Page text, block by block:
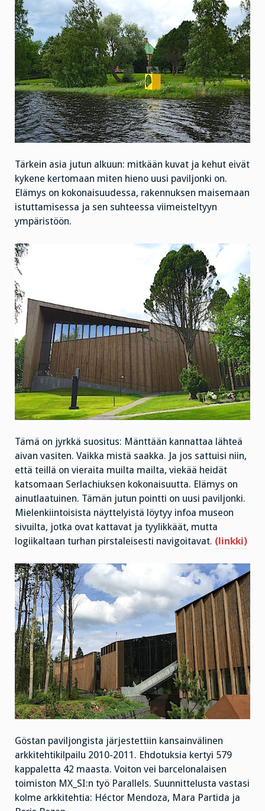
Tärkein asia jutun alkuun: mitkään kuvat ja kehut eivät
kykene kertomaan miten hieno uusi paviljonki on.
Elämys on kokonaisuudessa, rakennuksen maisemaan
istuttamisessa ja sen suhteessa viimeisteltyyn
ympäristöön.
Tämä on jyrkkä suositus: Mänttään kannattaa lähteä
aivan vasiten. Vaikka mistä saakka. Ja jos sattuisi niin,
että teillä on vieraita muilta mailta, viekää heidät
katsomaan Serlachiuksen kokonaisuutta. Elämys on
ainutlaatuinen. Tämän jutun pointti on uusi paviljonki.
Mielenkiintoisista näyttelyistä löytyy infoa museon
sivuilta, jotka ovat kattavat ja tyylikkäät, mutta
logiikaltaan turhan pirstaleisesti navigoitavat. (linkki)
Göstan paviljongista järjestettiin kansainvälinen
arkkitehtikilpailu 2010-2011. Ehdotuksia kertyi 579
kappaletta 42 maasta. Voiton vei barcelonalaisen
toimiston MX_SI:n työ Parallels. Suunnittelusta vastasi
kolme arkkitehtia: Héctor Mendoza, Mara Partida ja